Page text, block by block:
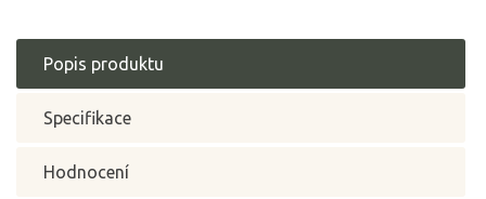
Popis produktu
Specifikace
Hodnocení